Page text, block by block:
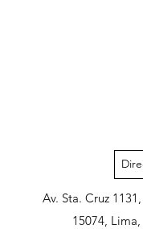
Av. Sta. Cruz
15074, Lima,